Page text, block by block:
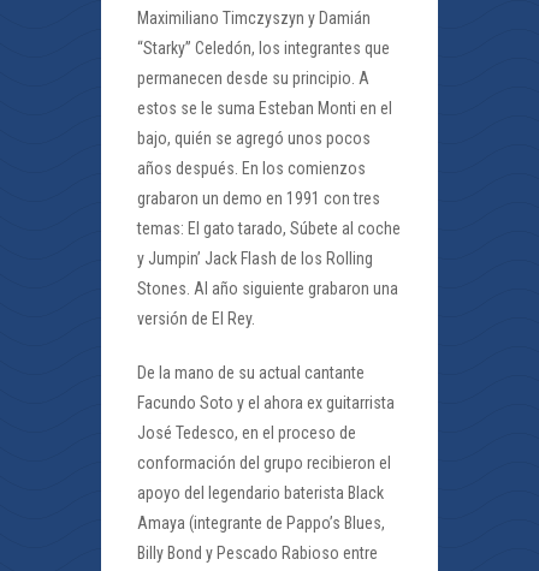
Maximiliano Timczyszyn y Damián
“Starky” Celedón, los integrantes que
permanecen desde su principio. A
estos se le suma Esteban Monti en el
bajo, quién se agregó unos pocos
años después. En los comienzos
grabaron un demo en 1991 con tres
temas: El gato tarado, Súbete al coche
y Jumpin’ Jack Flash de los Rolling
Stones. Al año siguiente grabaron una
versión de El Rey.
De la mano de su actual cantante
Facundo Soto y el ahora ex guitarrista
José Tedesco, en el proceso de
conformación del grupo recibieron el
apoyo del legendario baterista Black
Amaya (integrante de Pappo’s Blues,
Billy Bond y Pescado Rabioso entre